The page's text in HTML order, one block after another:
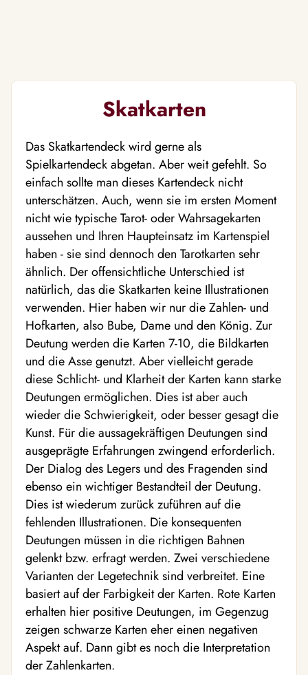
Skatkarten
Das Skatkartendeck wird gerne als
Spielkartendeck abgetan. Aber weit gefehlt. So
einfach sollte man dieses Kartendeck nicht
unterschätzen. Auch, wenn sie im ersten Moment
nicht wie typische Tarot- oder Wahrsagekarten
aussehen und Ihren Haupteinsatz im Kartenspiel
haben - sie sind dennoch den Tarotkarten sehr
ähnlich. Der offensichtliche Unterschied ist
natürlich, das die Skatkarten keine Illustrationen
verwenden. Hier haben wir nur die Zahlen- und
Hofkarten, also Bube, Dame und den König. Zur
Deutung werden die Karten 7-10, die Bildkarten
und die Asse genutzt. Aber vielleicht gerade
diese Schlicht- und Klarheit der Karten kann starke
Deutungen ermöglichen. Dies ist aber auch
wieder die Schwierigkeit, oder besser gesagt die
Kunst. Für die aussagekräftigen Deutungen sind
ausgeprägte Erfahrungen zwingend erforderlich.
Der Dialog des Legers und des Fragenden sind
ebenso ein wichtiger Bestandteil der Deutung.
Dies ist wiederum zurück zuführen auf die
fehlenden Illustrationen. Die konsequenten
Deutungen müssen in die richtigen Bahnen
gelenkt bzw. erfragt werden. Zwei verschiedene
Varianten der Legetechnik sind verbreitet. Eine
basiert auf der Farbigkeit der Karten. Rote Karten
erhalten hier positive Deutungen, im Gegenzug
zeigen schwarze Karten eher einen negativen
Aspekt auf. Dann gibt es noch die Interpretation
der Zahlenkarten.